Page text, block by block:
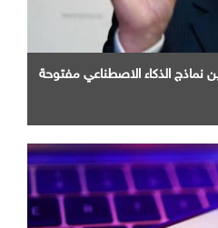
نماذج الذكاء الاصطناعي مفتوحة